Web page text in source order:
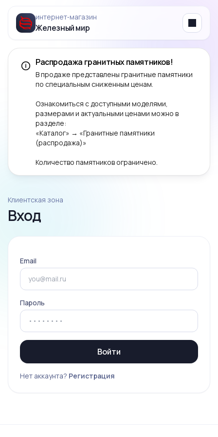
интернет‑магазин
Железный мир Menu
Распродажа гранитных памятников!
В продаже представлены гранитные памятники
по специальным сниженным ценам.
Ознакомиться с доступными моделями,
размерами и актуальными ценами можно в
разделе:
«Каталог» → «Гранитные памятники
(распродажа)»
Количество памятников ограничено.
Клиентская зона
Вход
Email
Пароль
Войти
Нет аккаунта? Регистрация